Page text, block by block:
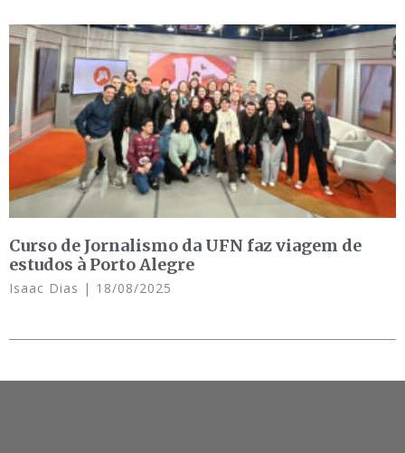
Curso de Jornalismo da UFN faz viagem de
estudos à Porto Alegre
Isaac Dias 18/08/2025